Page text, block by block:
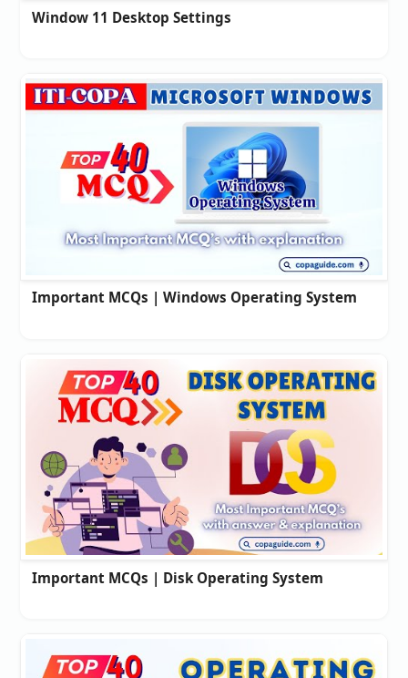
Window 11 Desktop Settings
Important MCQs | Windows Operating System
Important MCQs | Disk Operating System